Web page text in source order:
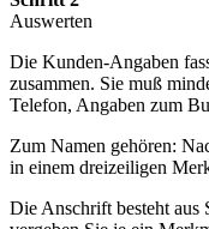
Auswerten
Die Kunden-Angaben
zusammen. Sie muß
Telefon, Angaben zum
Zum Namen gehören:
in einem dreizeiligen
Die Anschrift besteht aus